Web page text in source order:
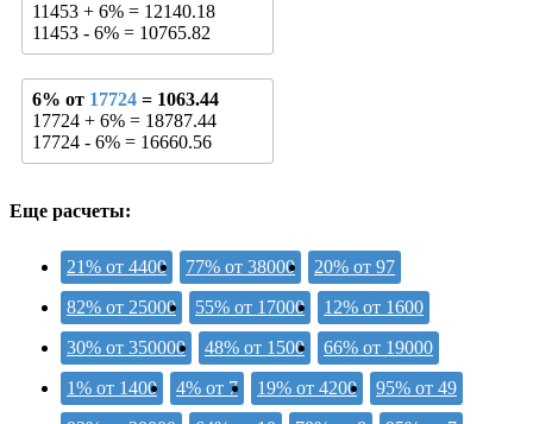
11453 + 6% = 12140.18
11453 - 6% = 10765.82
6% от 17724 = 1063.44
17724 + 6% = 18787.44
17724 - 6% = 16660.56
Еще расчеты:
21% от 4400 77% от 38000
20% от 97
82% от 25000
55% от 17000
12% от 1600
30% от 350000
48% от 1500
66% от 19000
1% от 1400
4% от 7 19% от 4200
95% от 49